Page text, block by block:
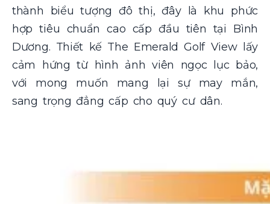
thành biểu tượng đô thị, đây là khu phức
hợp tiêu chuẩn cao cấp đầu tiên tại Bình
Dương. Thiết kế The Emerald Golf View lấy
cảm hứng từ hình ảnh viên ngọc lục bảo,
với mong muốn mang lại sự may mắn,
sang trọng đẳng cấp cho quý cư dân.